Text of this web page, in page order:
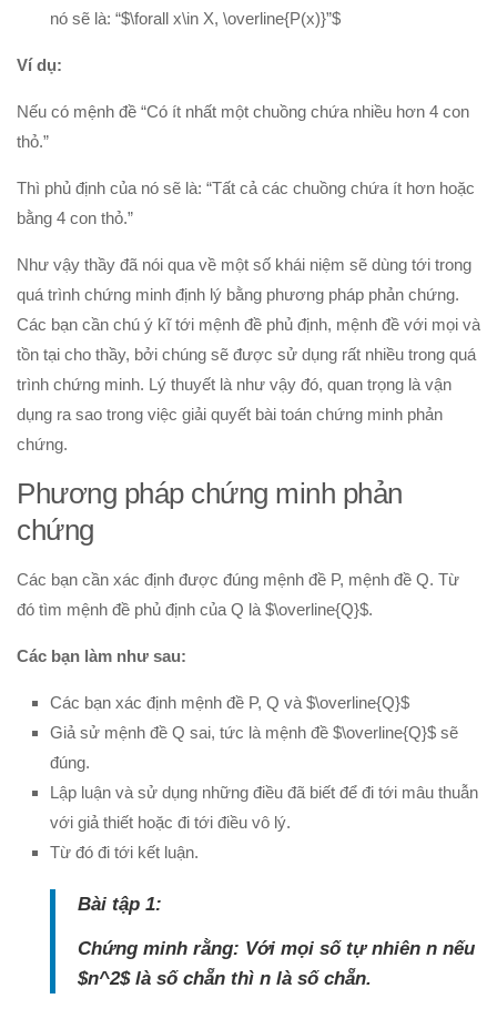
nó sẽ là: “$\forall x\in X, \overline{P(x)}”$
Ví dụ:
Nếu có mệnh đề “Có ít nhất một chuồng chứa nhiều hơn 4 con
thỏ.”
Thì phủ định của nó sẽ là: “Tất cả các chuồng chứa ít hơn hoặc
bằng 4 con thỏ.”
Như vậy thầy đã nói qua về một số khái niệm sẽ dùng tới trong
quá trình chứng minh định lý bằng phương pháp phản chứng.
Các bạn cần chú ý kĩ tới mệnh đề phủ định, mệnh đề với mọi và
tồn tại cho thầy, bởi chúng sẽ được sử dụng rất nhiều trong quá
trình chứng minh. Lý thuyết là như vậy đó, quan trọng là vận
dụng ra sao trong việc giải quyết bài toán chứng minh phản
chứng.
Phương pháp chứng minh phản
chứng
Các bạn cần xác định được đúng mệnh đề P, mệnh đề Q. Từ
đó tìm mệnh đề phủ định của Q là $\overline{Q}$.
Các bạn làm như sau:
Các bạn xác định mệnh đề P, Q và $\overline{Q}$
Giả sử mệnh đề Q sai, tức là mệnh đề $\overline{Q}$ sẽ
đúng.
Lập luận và sử dụng những điều đã biết để đi tới mâu thuẫn
với giả thiết hoặc đi tới điều vô lý.
Từ đó đi tới kết luận.
Bài tập 1:
Chứng minh rằng: Với mọi số tự nhiên n nếu
$n^2$ là số chẵn thì n là số chẵn.